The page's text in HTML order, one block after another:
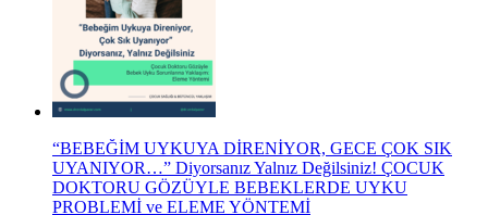
“BEBEĞİM UYKUYA DİRENİYOR, GECE ÇOK SIK
UYANIYOR…” Diyorsanız Yalnız Değilsiniz! ÇOCUK
DOKTORU GÖZÜYLE BEBEKLERDE UYKU
PROBLEMİ ve ELEME YÖNTEMİ